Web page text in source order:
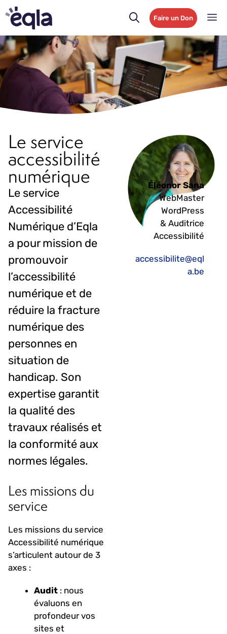
Faire un Don
Le service
accessibilité
numérique
Le service
Accessibilité
Numérique d’Eqla
a pour mission de
promouvoir
l’accessibilité
numérique et de
réduire la fracture
numérique des
personnes en
situation de
handicap. Son
expertise garantit
la qualité des
travaux réalisés et
la conformité aux
normes légales.
Les missions du
service
Les missions du service
Accessibilité numérique
s’articulent autour de 3
axes :
Audit : nous
évaluons en
profondeur vos
sites et
Éléonor Sana
WebMaster
WordPress
& Auditrice
Accessibilité
accessibilite@eql
a.be